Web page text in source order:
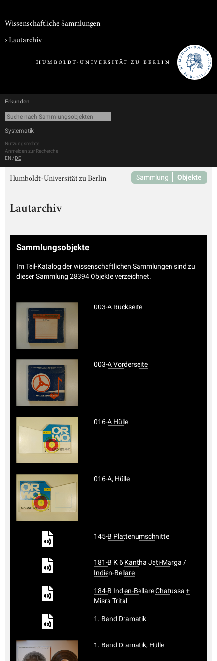
Wissenschaftliche Sammlungen
›Lautarchiv
Erkunden
Systematik
Nutzungsrechte
Anmelden zur Recherche
EN / DE
Sammlung Objekte
Humboldt-Universität zu Berlin
Lautarchiv
Sammlungsobjekte
Im Teil-Katalog der wissenschaftlichen Sammlungen sind zu
dieser Sammlung 28394 Objekte verzeichnet.
003-A Rückseite
003-A Vorderseite
016-A Hülle
016-A, Hülle
145-B Plattenumschnitte
181-B K 6 Kantha Jati-Marga /
Indien-Bellare
184-B Indien-Bellare Chatussa +
Misra Trital
1. Band Dramatik
1. Band Dramatik, Hülle